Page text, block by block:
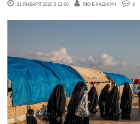
21 ЯНВАРЯ'2020 В 12:00 ЯКУБ ХАДЖИЧ 0